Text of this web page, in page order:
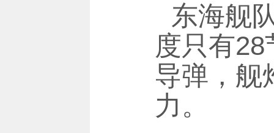
东海舰
度只有
导弹，舰
力。